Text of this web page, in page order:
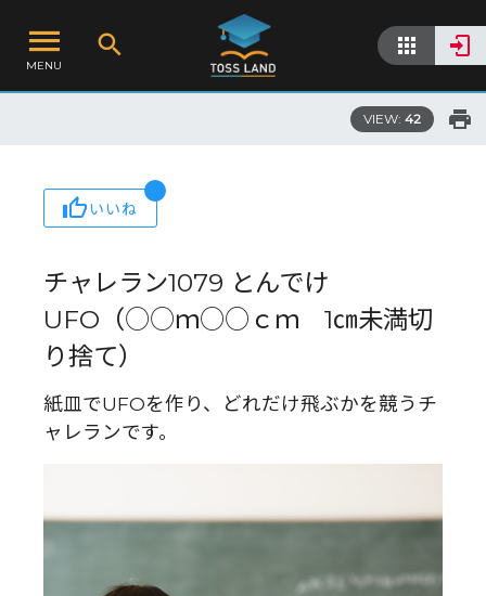
MENU
VIEW: 42
いいね
チャレラン1079 とんでけ
UFO（○○ｍ○○ｃｍ 1㎝未満切
り捨て）
紙皿でUFOを作り、どれだけ飛ぶかを競うチ
ャレランです。